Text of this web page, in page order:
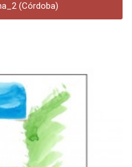
(Córdoba)